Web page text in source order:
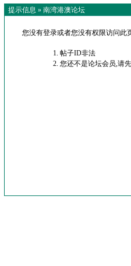
提示信息 » 南湾港澳论坛
您没有登录或者您没有权限访问此
帖子ID非法
您还不是论坛会员,请